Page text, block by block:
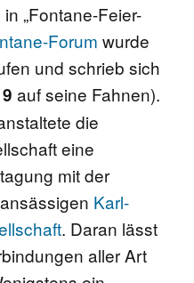
„Fontane-Feier-
Forum wurde
und schrieb sich
auf seine Fahnen).
die
eine
mit der
Karl-
. Daran lässt
aller Art